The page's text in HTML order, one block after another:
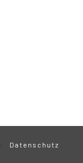
Datenschutz